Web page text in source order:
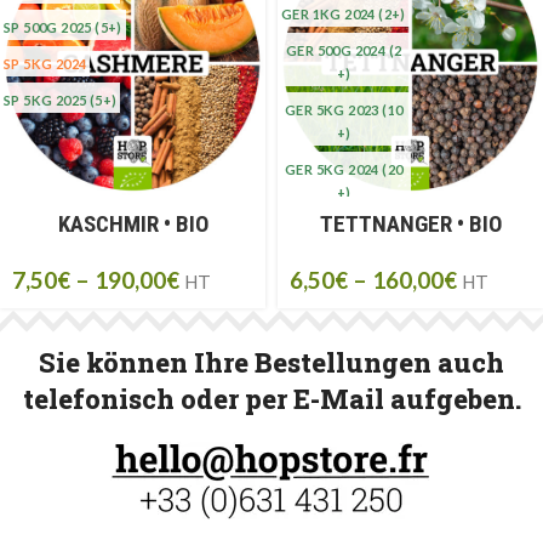
SP 500G 2025(5+)
SP 5KG 2024
SP 5KG 2025 (5+)
KASCHMIR • BIO
7,50€ – 190,00€ HT
GER 1KG 2024(2+)
GER 500G 2024(2
+)
GER 5KG 2023(10
+)
GER 5KG 2024(20
+)
GER 5KG 2025(20
TETTNANGER • BIO
6,50€ – 160,00€ HT
Sie können Ihre Bestellungen auch
telefonisch oder per E-Mail aufgeben.